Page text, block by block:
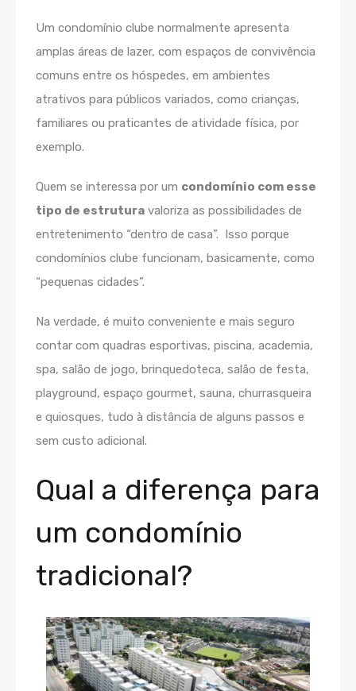
Um condomínio clube normalmente apresenta
amplas áreas de lazer, com espaços de convivência
comuns entre os hóspedes, em ambientes
atrativos para públicos variados, como crianças,
familiares ou praticantes de atividade física, por
exemplo.
Quem se interessa por um condomínio com esse
tipo de estrutura valoriza as possibilidades de
entretenimento “dentro de casa”. Isso porque
condomínios clube funcionam, basicamente, como
“pequenas cidades”.
Na verdade, é muito conveniente e mais seguro
contar com quadras esportivas, piscina, academia,
spa, salão de jogo, brinquedoteca, salão de festa,
playground, espaço gourmet, sauna, churrasqueira
e quiosques, tudo à distância de alguns passos e
sem custo adicional.
Qual a diferença para
um condomínio
tradicional?